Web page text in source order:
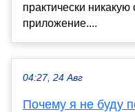
практически
приложение....
04:27, 24 Авг
Почему я не буду